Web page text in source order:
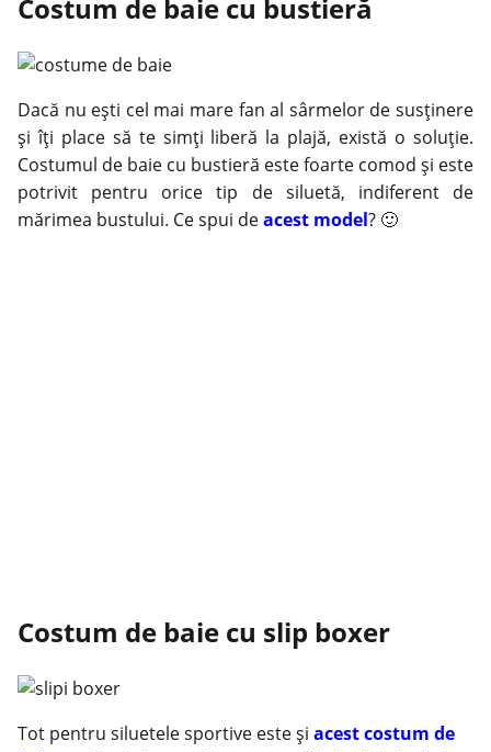
Costum de baie cu bustieră
Dacă nu eşti cel mai mare fan al sârmelor de susţinere
şi îţi place să te simţi liberă la plajă, există o soluţie.
Costumul de baie cu bustieră este foarte comod şi este
potrivit pentru orice tip de siluetă, indiferent de
mărimea bustului. Ce spui deacest model? 🙂
Costum de baie cu slip boxer
Tot pentru siluetele sportive este şi acest costum de